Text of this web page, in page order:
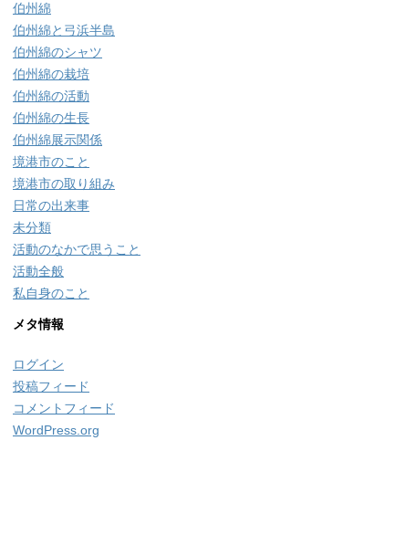
伯州綿
伯州綿と弓浜半島
伯州綿のシャツ
伯州綿の栽培
伯州綿の活動
伯州綿の生長
伯州綿展示関係
境港市のこと
境港市の取り組み
日常の出来事
未分類
活動のなかで思うこと
活動全般
私自身のこと
メタ情報
ログイン
投稿フィード
コメントフィード
WordPress.org